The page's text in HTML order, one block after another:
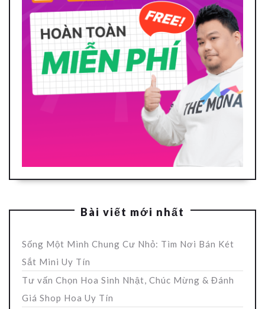
Bài viết mới nhất
Sống Một Mình Chung Cư Nhỏ: Tìm Nơi Bán Két
Sắt Mini Uy Tín
Tư vấn Chọn Hoa Sinh Nhật, Chúc Mừng & Đánh
Giá Shop Hoa Uy Tín